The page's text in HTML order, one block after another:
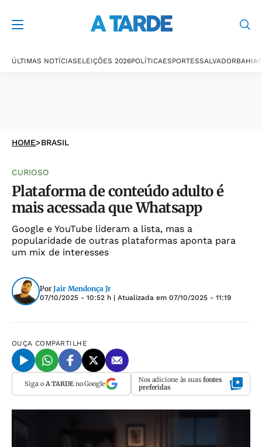
ÚLTIMAS NOTÍCIASELEIÇÕES 2026POLÍTICAESPORTESSALVADORBAHIA
HOME>BRASIL
CURIOSO
Plataforma de conteúdo adulto é
mais acessada que Whatsapp
Google e YouTube lideram a lista, mas a
popularidade de outras plataformas aponta para
um mix de interesses
Por Jair Mendonça Jr
07/10/2025 - 10:52 h | Atualizada em 07/10/2025 - 11:19
OUÇA COMPARTILHE
Siga o A TARDEno Google Nos adicione às suas fontes
preferidas